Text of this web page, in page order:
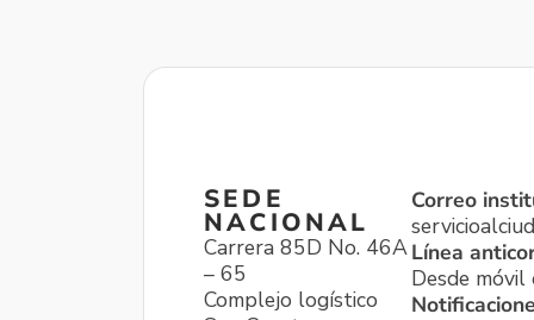
SEDE
NACIONAL
Carrera 85D No. 46A
– 65
Complejo logístico
Correo
Línea
Desde